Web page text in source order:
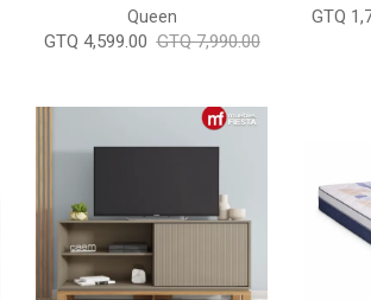
Queen
GTQ 4,599.00 GTQ 7,990.00
GTQ